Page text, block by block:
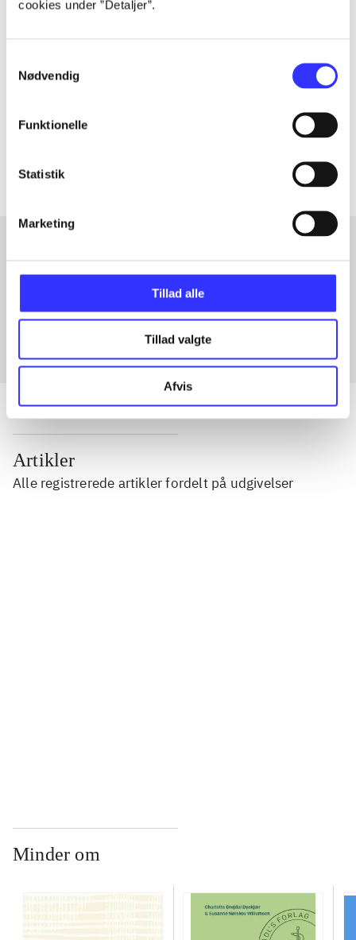
cookies under ”Detaljer”.
Nødvendig
Funktionelle
Statistik
Marketing
Tillad alle
Tillad valgte
Afvis
Artikler med samme emner
Artikler
Alle registrerede artikler fordelt på udgivelser
Minder om